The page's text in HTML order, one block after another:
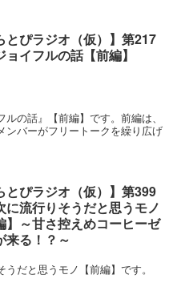
とぴラジオ（仮）】第217
ョイフルの話【前編】
の話』【前編】です。前編は、
ンバーがフリートークを繰り広げ
とぴラジオ（仮）】第399
に流行りそうだと思うモノ
】～甘さ控えめコーヒーゼ
来る！？～
だと思うモノ【前編】です。